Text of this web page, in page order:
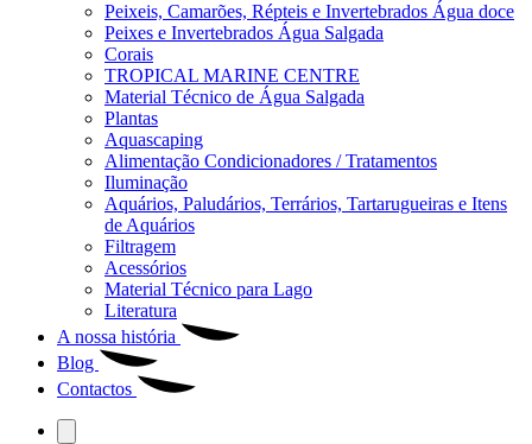
Peixeis, Camarões, Répteis e Invertebrados Água doce
Peixes e Invertebrados Água Salgada
Corais
TROPICAL MARINE CENTRE
Material Técnico de Água Salgada
Plantas
Aquascaping
Alimentação Condicionadores / Tratamentos
Iluminação
Aquários, Paludários, Terrários, Tartarugueiras e Itens
de Aquários
Filtragem
Acessórios
Material Técnico para Lago
Literatura
A nossa história
Blog
Contactos